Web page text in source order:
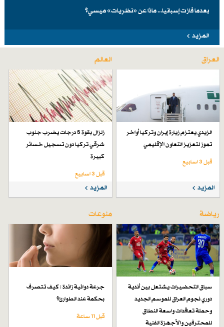
بعدما فازت إسبانيا... ماذا عن «نظريات» ميسي؟
المزيد
العراق
الزيدي يعتزم زيارة إيران وتركيا أواخر
تموز لتعزيز التعاون الإقليمي
قبل 3 اسابیع
المزيد
العالم
زلزال بقوة 5 درجات يضرب جنوب
شرقي تركيا دون تسجيل خسائر
كبيرة
قبل 3 اسابیع
المزيد
رياضة
سباق التحضيرات يشتعل بين أندية
دوري نجوم العراق للموسم الجديد
وحملة تعاقدات واسعة النطاق
للمحترفين والأجهزة الفنية
منوعات
جرعة دوائية زائدة : كيف تتصرف
بحكمة عند الطوارئ؟
قبل 11 ساعة